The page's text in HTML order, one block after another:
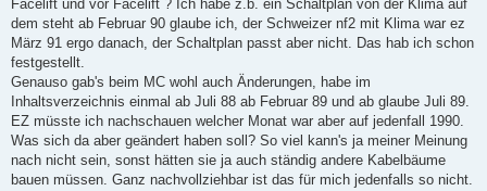
Facelift und vor Facelift ? Ich habe z.b. ein Schaltplan von der Klima auf
dem steht ab Februar 90 glaube ich, der Schweizer nf2 mit Klima war ez
März 91 ergo danach, der Schaltplan passt aber nicht. Das hab ich schon
festgestellt.
Genauso gab's beim MC wohl auch Änderungen, habe im
Inhaltsverzeichnis einmal ab Juli 88 ab Februar 89 und ab glaube Juli 89.
EZ müsste ich nachschauen welcher Monat war aber auf jedenfall 1990.
Was sich da aber geändert haben soll? So viel kann's ja meiner Meinung
nach nicht sein, sonst hätten sie ja auch ständig andere Kabelbäume
bauen müssen. Ganz nachvollziehbar ist das für mich jedenfalls so nicht.